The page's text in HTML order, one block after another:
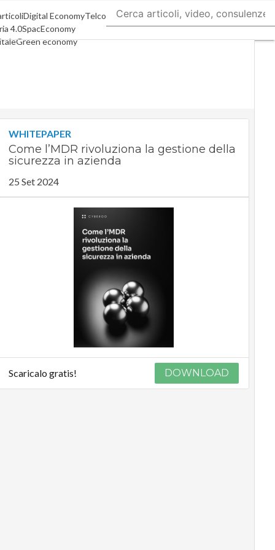
Digital EconomyTelco
4.0SpacEconomy
Green economy
WHITEPAPER
Come l’MDR rivoluziona la gestione della
sicurezza in azienda
25 Set 2024
Scaricalo gratis! DOWNLOAD